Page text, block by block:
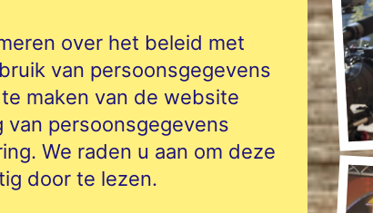
over het beleid met
van persoonsgegevens
maken van de website
persoonsgegevens
We raden u aan om deze
door te lezen.